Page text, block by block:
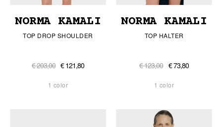
NORMA KAMALI
TOP DROP SHOULDER
€ 203,00 € 121,80
1 color
NORMA KAMALI
TOP HALTER
€ 123,00 € 73,80
1 color